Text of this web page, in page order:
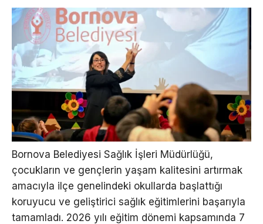
Bornova Belediyesi Sağlık İşleri Müdürlüğü,
çocukların ve gençlerin yaşam kalitesini artırmak
amacıyla ilçe genelindeki okullarda başlattığı
koruyucu ve geliştirici sağlık eğitimlerini başarıyla
tamamladı. 2026 yılı eğitim dönemi kapsamında 7